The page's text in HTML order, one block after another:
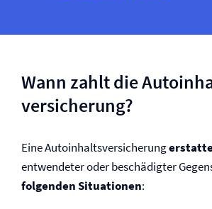
Wann zahlt die
versicherung?
Eine Autoinhalts­versicherung
entwendeter oder beschädigter
folgenden Situationen: